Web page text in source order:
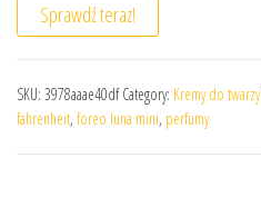
Sprawdź teraz!
SKU: 3978aaae40df Category: Kremy do twarzy
fahrenheit, foreo luna mini, perfumy